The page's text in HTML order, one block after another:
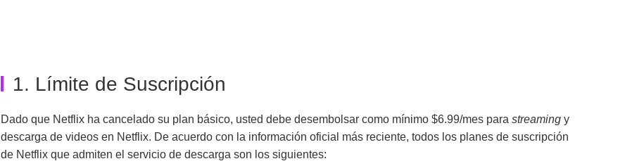
1. Límite de Suscripción
Dado que Netflix ha cancelado su plan básico, usted debe desembolsar como mínimo $6.99/mes para streaming y
descarga de videos en Netflix. De acuerdo con la información oficial más reciente, todos los planes de suscripción
de Netflix que admiten el servicio de descarga son los siguientes: